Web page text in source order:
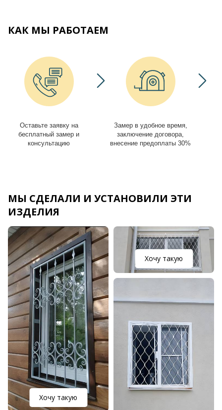
КАК МЫ РАБОТАЕМ
Оставьте заявку на
бесплатный замер и
консультацию
Замер в удобное время,
заключение договора,
внесение предоплаты 30%
МЫ СДЕЛАЛИ И УСТАНОВИЛИ ЭТИ
ИЗДЕЛИЯ
Хочу такую
Хочу такую